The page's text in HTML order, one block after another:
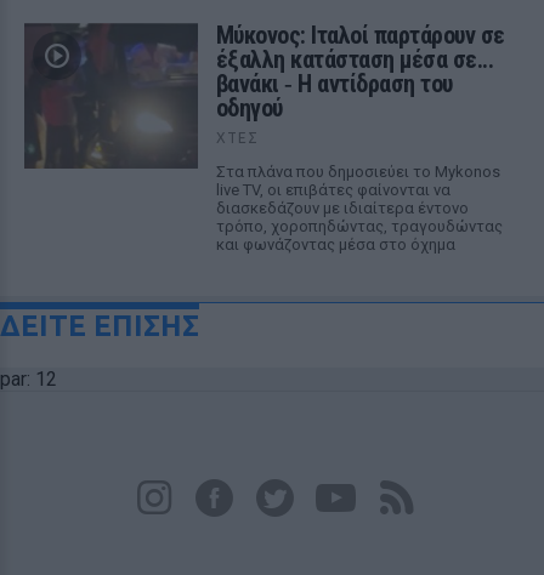
Μύκονος: Ιταλοί παρτάρουν σε
έξαλλη κατάσταση μέσα σε...
βανάκι ‑ Η αντίδραση του
οδηγού
ΧΤΕΣ
Στα πλάνα που δημοσιεύει το Mykonos
live TV, οι επιβάτες φαίνονται να
διασκεδάζουν με ιδιαίτερα έντονο
τρόπο, χοροπηδώντας, τραγουδώντας
και φωνάζοντας μέσα στο όχημα
ΔΕΙΤΕ ΕΠΙΣΗΣ
par: 12